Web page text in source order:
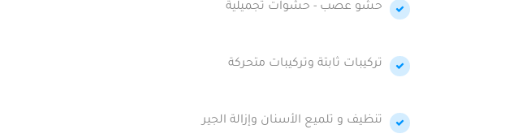
حشو عصب - حشوات تجميلية
تركيبات ثابتة وتركيبات متحركة
تنظيف و تلميع الأسنان وإزالة الجير